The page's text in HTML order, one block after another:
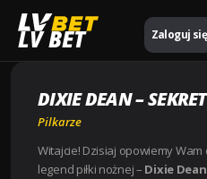
LV BET Zaloguj się
Strona główna Dixie
DIXIE DEAN –
Pilkarze
Witajcie! Dzisiaj opowiemy
legend piłki nożnej – Dixie Dean